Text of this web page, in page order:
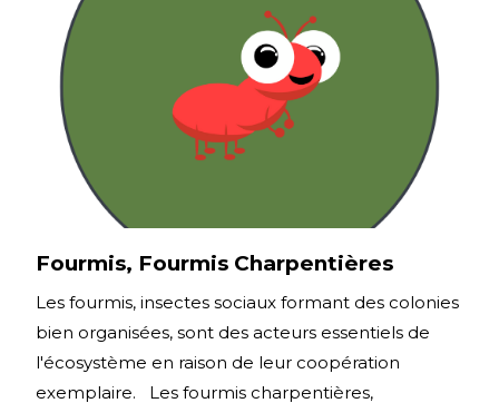
Fourmis, Fourmis Charpentières
Les fourmis, insectes sociaux formant des colonies
bien organisées, sont des acteurs essentiels de
l'écosystème en raison de leur coopération
exemplaire. Les fourmis charpentières,